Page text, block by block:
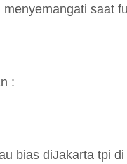
saat
:
bias diJakarta tpi